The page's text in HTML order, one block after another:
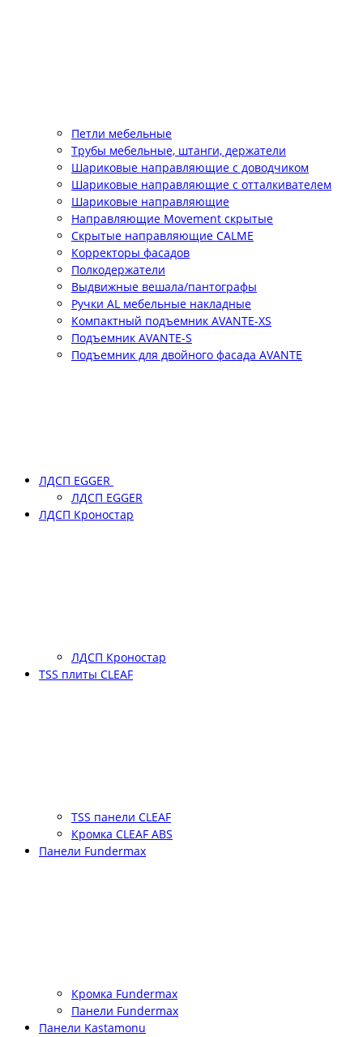
Петли мебельные
Трубы мебельные, штанги, держатели
Шариковые направляющие с доводчиком
Шариковые направляющие с отталкивателем
Шариковые направляющие
Направляющие Movement скрытые
Скрытые направляющие CALME
Корректоры фасадов
Полкодержатели
Выдвижные вешала/пантографы
Ручки AL мебельные накладные
Компактный подъемник АVANTE-XS
Подъемник АVANTE-S
Подъемник для двойного фасада АVANTE
ЛДСП EGGER
ЛДСП EGGER
ЛДСП Кроностар
ЛДСП Кроностар
TSS плиты CLEAF
TSS панели CLEAF
Кромка CLEAF ABS
Панели Fundermax
Кромка Fundermax
Панели Fundermax
Панели Kastamonu